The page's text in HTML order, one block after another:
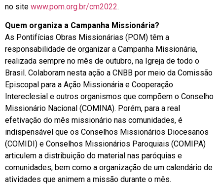
no site www.pom.org.br/cm2022.
Quem organiza a Campanha Missionária?
As Pontifícias Obras Missionárias (POM) têm a
responsabilidade de organizar a Campanha Missionária,
realizada sempre no mês de outubro, na Igreja de todo o
Brasil. Colaboram nesta ação a CNBB por meio da Comissão
Episcopal para a Ação Missionária e Cooperação
Intereclesial e outros organismos que compõem o Conselho
Missionário Nacional (COMINA). Porém, para a real
efetivação do mês missionário nas comunidades, é
indispensável que os Conselhos Missionários Diocesanos
(COMIDI) e Conselhos Missionários Paroquiais (COMIPA)
articulem a distribuição do material nas paróquias e
comunidades, bem como a organização de um calendário de
atividades que animem a missão durante o mês.